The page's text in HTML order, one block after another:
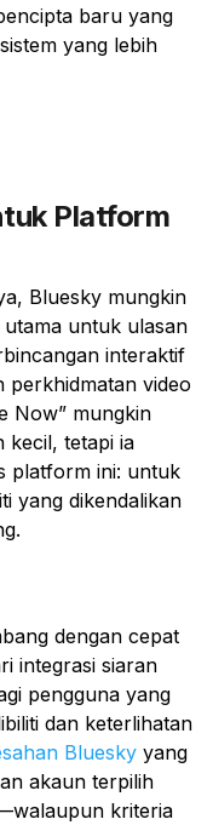
baru yang
yang lebih
Platform
Bluesky mungkin
untuk ulasan
interaktif
video
Now” mungkin
kecil, tetapi ia
platform ini: untuk
yang dikendalikan
dengan cepat
integrasi siaran
pengguna yang
dan keterlihatan
Bluesky yang
akaun terpilih
kriteria